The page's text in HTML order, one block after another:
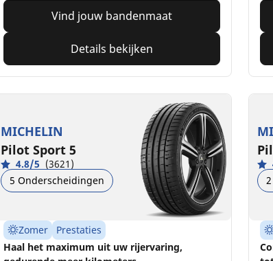
Vind jouw bandenmaat
Details bekijken
MICHELIN
Pilot Sport 5
4.8/5 (3621)
5 Onderscheidingen
Zomer
Prestaties
Haal het maximum uit uw rijervaring,